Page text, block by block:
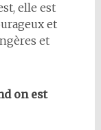
elle est
et
et
on est